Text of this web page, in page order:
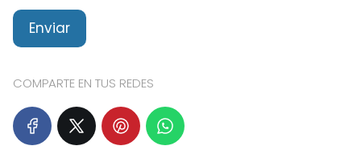
COMPARTE EN TUS REDES